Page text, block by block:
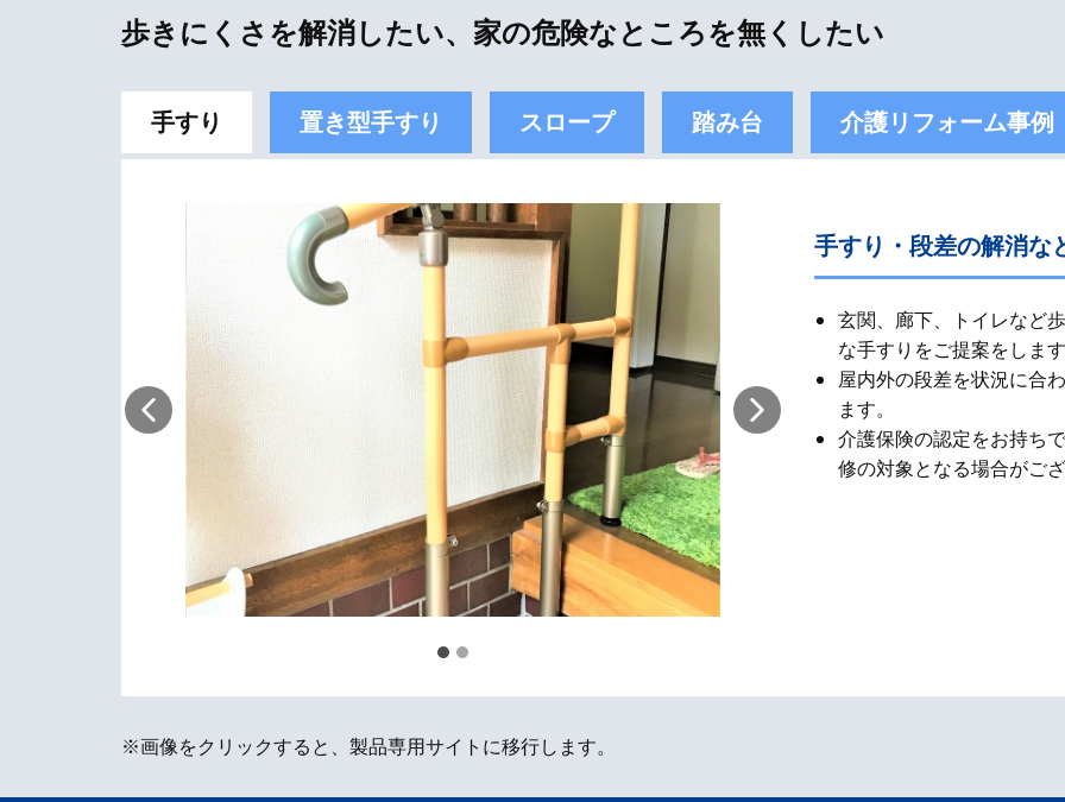
歩きにくさを解消したい、家の危険なところを無くしたい
手すり 置き型手すり スロープ 踏み台 介護リフォーム事例
手すり・段差の解消な
玄関、廊下、トイレなど
な手すりをご提案をしま
屋内外の段差を状況に合
ます。
介護保険の認定をお持ち
修の対象となる場合がご
※画像をクリックすると、製品専用サイトに移行します。